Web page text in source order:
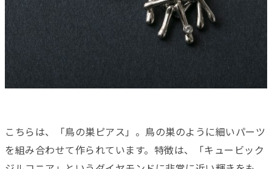
こちらは、「鳥の巣ピアス」。 鳥の巣のように細い パーツ
を組み合わせて作られています。 特徴は、「キュービック